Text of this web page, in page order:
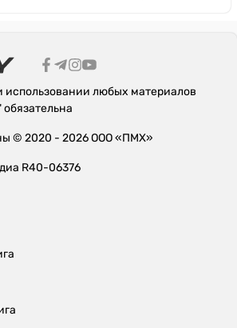
использовании любых материалов
© 2020 - 2026 ООО «ПМХ»
R40-06376